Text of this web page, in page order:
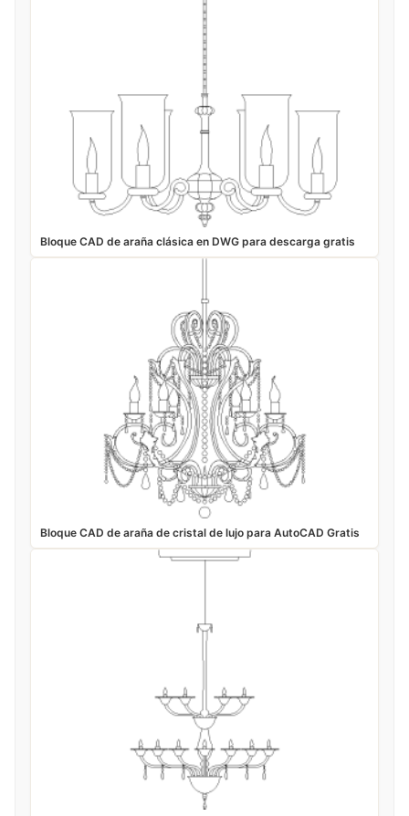
Bloque CAD de araña clásica en DWG para descarga gratis
Bloque CAD de araña de cristal de lujo para AutoCAD Gratis